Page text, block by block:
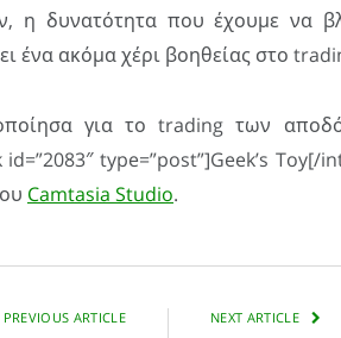
η δυνατότητα που έχουμε να
ένα ακόμα χέρι βοηθείας στο
για το trading των
type=”post”]Geek’s
Camtasia Studio.
PREVIOUS ARTICLE NEXT ARTICLE